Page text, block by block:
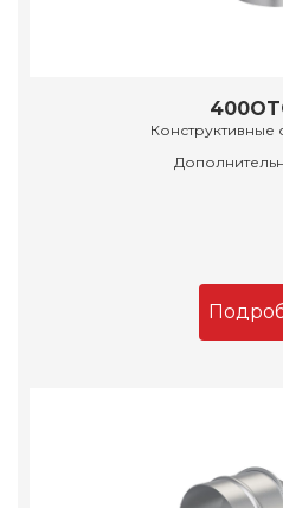
Конструктивные